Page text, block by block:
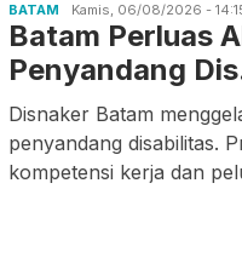
BATAM Kamis, 06/08/2026 -
Batam Perluas
Penyandang
Disnaker Batam
penyandang disabilitas.
kompetensi kerja dan